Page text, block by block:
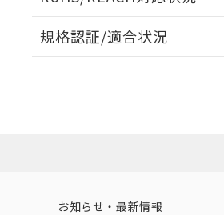
EU RoHS 注意事項・凡例
規格認証/適合状況
（イギリス
（ノルウェー
お知らせ・最新情報